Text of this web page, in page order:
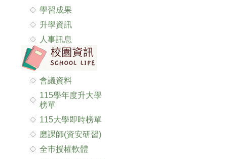
學習成果
升學資訊
人事訊息
會議資料
115學年度升大學
榜單
115大學即時榜單
磨課師(資安研習)
全巿授權軟體